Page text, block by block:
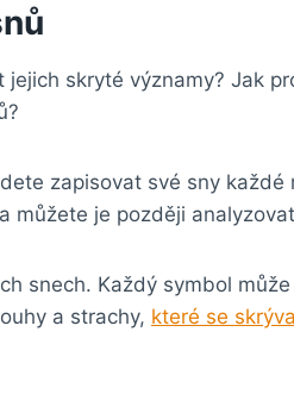
skryté významy? Jak
zapisovat své sny každé
můžete je později
snech. Každý symbol
a strachy, které se